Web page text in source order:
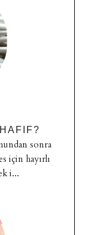
sonra
için hayırlı
i...